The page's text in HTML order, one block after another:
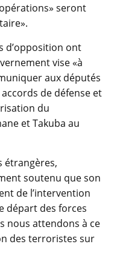
seront
d’opposition ont
vise «à
aux députés
de défense et
du
et Takuba au
étrangères,
soutenu que son
de l’intervention
départ des forces
nous attendons à ce
des terroristes sur